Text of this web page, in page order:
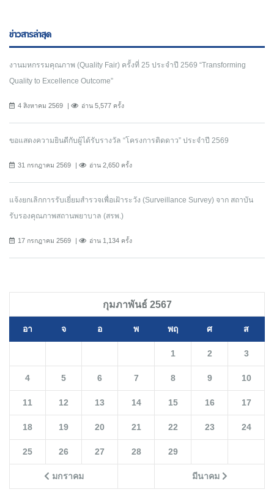
ข่าวสารล่าสุด
งานมหกรรมคุณภาพ (Quality Fair) ครั้งที่ 25 ประจำปี 2569 “Transforming
Quality to Excellence Outcome”
4 สิงหาคม 2569 อ่าน 5,577 ครั้ง
ขอแสดงความยินดีกับผู้ได้รับรางวัล “โครงการติดดาว” ประจำปี 2569
31 กรกฎาคม 2569 อ่าน 2,650 ครั้ง
แจ้งยกเลิกการรับเยี่ยมสำรวจเพื่อเฝ้าระวัง (Surveillance Survey) จาก สถาบัน
รับรองคุณภาพสถานพยาบาล (สรพ.)
17 กรกฎาคม 2569 อ่าน 1,134 ครั้ง
กุมภาพันธ์ 2567
อา จ อ พ พฤ ศ ส
มกราคม มีนาคม
1 2 3
4 5 6 7 8 9 10
11 12 13 14 15 16 17
18 19 20 21 22 23 24
25 26 27 28 29